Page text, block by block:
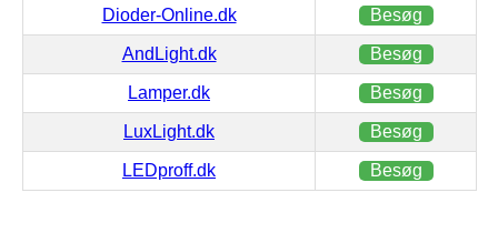
Dioder-Online.dk Besøg
AndLight.dk Besøg
Lamper.dk Besøg
LuxLight.dk Besøg
LEDproff.dk Besøg